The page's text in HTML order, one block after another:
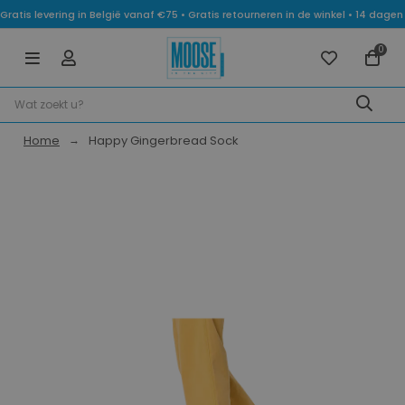
Gratis levering in België vanaf €75 • Gratis retourneren in de winkel • 14
0
Home Happy Gingerbread Sock